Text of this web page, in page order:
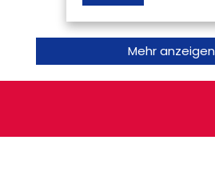
Mehr anzeigen